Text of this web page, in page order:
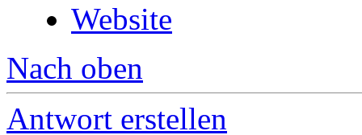
Website
Nach oben
Antwort erstellen